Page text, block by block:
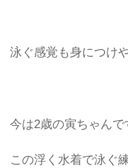
泳ぐ感覚も身につけ
今は2歳の寅ちゃん
この浮く水着で泳ぐ